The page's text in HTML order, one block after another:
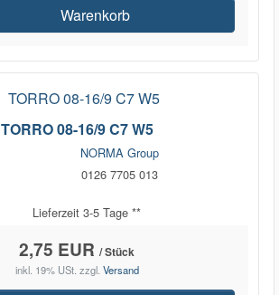
Warenkorb
TORRO 08-16/9 C7 W5
NORMA Group
0126 7705 013
Lieferzeit 3-5 Tage **
2,75 EUR / Stück
inkl. 19% USt. zzgl. Versand